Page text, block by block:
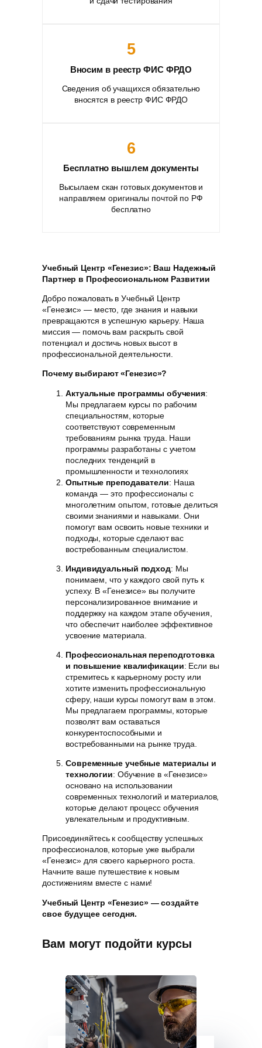
5
Вносим в реестр ФИС ФРДО
Сведения об учащихся обязательно
вносятся в реестр ФИС ФРДО
6
Бесплатно вышлем документы
Высылаем скан готовых документов и
направляем оригиналы почтой по РФ
бесплатно
Учебный Центр «Генезис»: Ваш Надежный
Партнер в Профессиональном Развитии
Добро пожаловать в Учебный Центр
«Генезис» — место, где знания и навыки
превращаются в успешную карьеру. Наша
миссия — помочь вам раскрыть свой
потенциал и достичь новых высот в
профессиональной деятельности.
Почему выбирают «Генезис»?
Актуальные программы обучения:
Мы предлагаем курсы по рабочим
специальностям, которые
соответствуют современным
требованиям рынка труда. Наши
программы разработаны с учетом
последних тенденций в
промышленности и технологиях
Опытные преподаватели: Наша
команда — это профессионалы с
многолетним опытом, готовые делиться
своими знаниями и навыками. Они
помогут вам освоить новые техники и
подходы, которые сделают вас
востребованным специалистом.
Индивидуальный подход: Мы
понимаем, что у каждого свой путь к
успеху. В «Генезисе» вы получите
персонализированное внимание и
поддержку на каждом этапе обучения,
что обеспечит наиболее эффективное
усвоение материала.
Профессиональная переподготовка
и повышение квалификации: Если вы
стремитесь к карьерному росту или
хотите изменить профессиональную
сферу, наши курсы помогут вам в этом.
Мы предлагаем программы, которые
позволят вам оставаться
конкурентоспособными и
востребованными на рынке труда.
Современные учебные материалы и
технологии: Обучение в «Генезисе»
основано на использовании
современных технологий и материалов,
которые делают процесс обучения
увлекательным и продуктивным.
Присоединяйтесь к сообществу успешных
профессионалов, которые уже выбрали
«Генезис» для своего карьерного роста.
Начните ваше путешествие к новым
достижениям вместе с нами!
Учебный Центр «Генезис» — создайте
свое будущее сегодня.
Вам могут подойти курсы